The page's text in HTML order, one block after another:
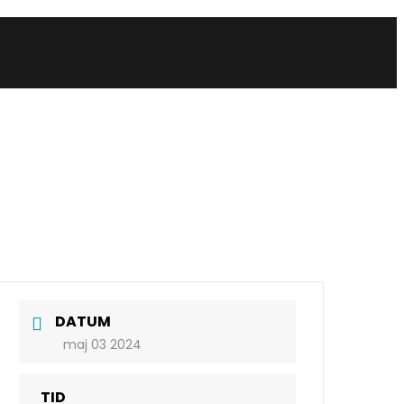
DATUM
maj 03 2024
TID